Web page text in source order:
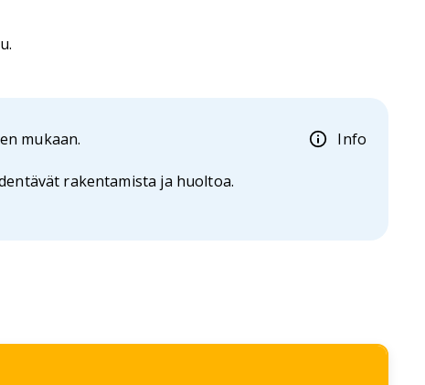
Info
mukaan.
rakentamista ja huoltoa.